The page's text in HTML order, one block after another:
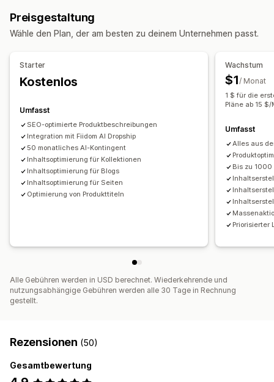
Übersetzung
Eingebettete Produkte
Bilder
Eingebettete Videos
Kommentare
SEO
Alt-Tags
SEO-Analyse
Interne Verlinkung
URL-Optimierung
Bewertungs-Tool
Statistiken
Anzeigeoptionen
Layouts Suchleiste
Ausgewählte Beiträge
Verwandte Beiträge Angepinnte Beiträge
Filterung
AMP-Seiten Optimierung der Inhalte
Metadaten-Optimierung Automatisierungen
Analysen
Conversion-Tracking
Preisgestaltung
Wähle den Plan, der am besten zu deinem Unternehmen passt.
Starter
Kostenlos
Umfasst
SEO-optimierte Produktbeschreibungen
Integration mit Fiidom AI Dropship
50 monatliches AI-Kontingent
Inhaltsoptimierung für Kollektionen
Inhaltsoptimierung für Blogs
Inhaltsoptimierung für Seiten
Optimierung von Produkttiteln
Wachstum
$1/ Monat
1 $ für die
Pläne ab 15
Umfasst
Alles aus
Bis zu
Priorisierter
Alle Gebühren werden in USD berechnet. Wiederkehrende und
nutzungsabhängige Gebühren werden alle 30 Tage in Rechnung
gestellt.
Rezensionen (50)
Gesamtbewertung